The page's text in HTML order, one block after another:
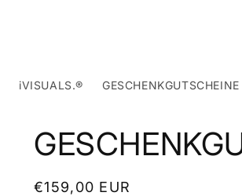
iVISUALS.® GESCHENKGUTSCHEINE
Normaler
€159,00 EUR